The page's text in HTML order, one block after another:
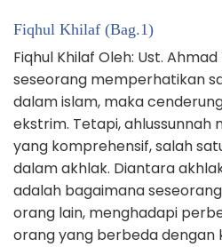
Fiqhul Khilaf (Bag.1)
Fiqhul Khilaf Oleh: Ust.
seseorang memperhatikan
dalam islam, maka
ekstrim. Tetapi, ahlussunnah
yang komprehensif, salah
dalam akhlak. Diantara
adalah bagaimana
orang lain, menghadapi
orang yang berbeda dengan